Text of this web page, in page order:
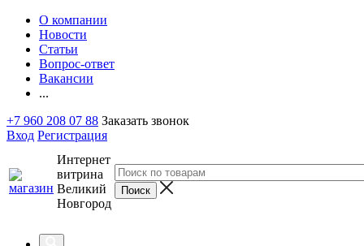
О компании
Новости
Статьи
Вопрос-ответ
Вакансии
...
+7 960 208 07 88 Заказать звонок
Вход Регистрация
Интернет
витрина
Великий
Новгород